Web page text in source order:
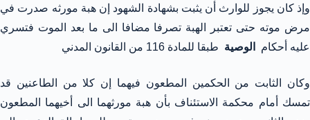
وإذ كان يجوز للوارث أن يثبت بشهادة الشهود إن هبة مورثه صدرت في
مرض موته حتى تعتبر الهبة تصرفا مضافا الى ما بعد الموت فتسري
عليه أحكام
الوصية طبقا للمادة 116 من القانون المدني
وكان الثابت من الحكمين المطعون فيهما إن كلا من الطاعنين قد
تمسك أمام محكمة الاستئناف بأن هبة مورثهما الى أخيهما المطعون